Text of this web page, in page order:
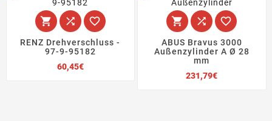
  
RENZ Drehverschluss -
97-9-95182
60,45€Preis
  
ABUS Bravus 3000
Außenzylinder A Ø 28
mm
231,79€Preis